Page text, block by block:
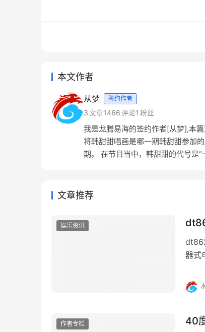
本文作者
从梦 签约作者
3文章1466评论1 粉丝
我是龙腾易海的签约作者[从梦],本
将韩甜甜唱画是哪一期韩甜甜参加
期。 在节目当中，韩甜甜的代号是“
文章推荐
娱乐资讯
器式
相的
作者专栏 40